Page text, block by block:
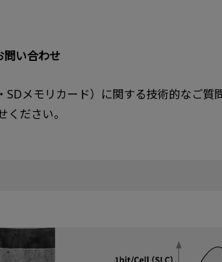
い合わせ
SDメモリカード）に関する技術的なご
ください。